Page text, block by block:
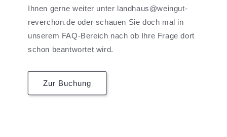
Ihnen gerne weiter unter landhaus@weingut-
reverchon.de oder schauen Sie doch mal in
unserem FAQ-Bereich nach ob Ihre Frage dort
schon beantwortet wird.
Zur Buchung